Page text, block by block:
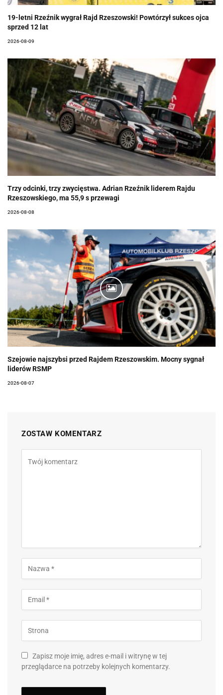
19-letni Rzeźnik wygrał Rajd Rzeszowski! Powtórzył sukces ojca
sprzed 12 lat
2026-08-09
Trzy odcinki, trzy zwycięstwa. Adrian Rzeźnik liderem Rajdu
Rzeszowskiego, ma 55,9 s przewagi
2026-08-08
Szejowie najszybsi przed Rajdem Rzeszowskim. Mocny sygnał
liderów RSMP
2026-08-07
ZOSTAW KOMENTARZ
Zapisz moje imię, adres e-mail i witrynę w tej
przeglądarce na potrzeby kolejnych komentarzy.